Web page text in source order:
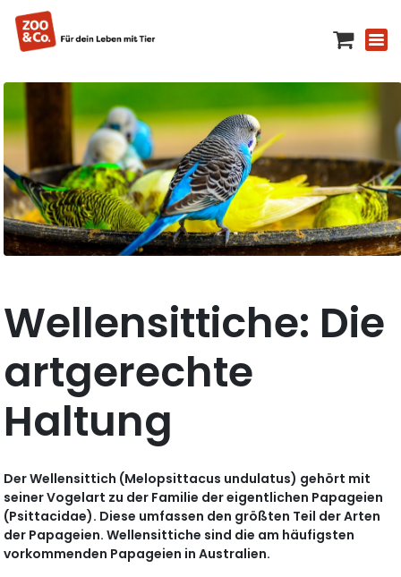
Wellensittiche: Die
artgerechte
Haltung
Der Wellensittich (Melopsittacus undulatus) gehört mit
seiner Vogelart zu der Familie der eigentlichen Papageien
(Psittacidae). Diese umfassen den größten Teil der Arten
der Papageien. Wellensittiche sind die am häufigsten
vorkommenden Papageien in Australien.